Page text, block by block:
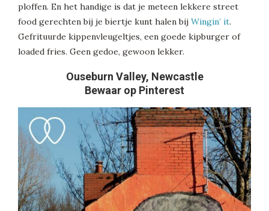
ploffen. En het handige is dat je meteen lekkere street
food gerechten bij je biertje kunt halen bij Wingin’ it.
Gefrituurde kippenvleugeltjes, een goede kipburger of
loaded fries. Geen gedoe, gewoon lekker.
Ouseburn Valley, Newcastle
Bewaar op Pinterest